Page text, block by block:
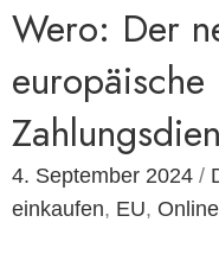
Wero: Der
europäische
4. September 2024 /
einkaufen, EU,